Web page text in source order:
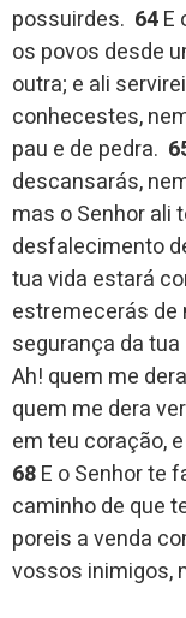
possuirdes. 64E
os povos desde
outra; e ali
conhecestes,
pau e de pedra.
descansarás,
mas o Senhor ali
desfalecimento
tua vida estará
estremecerás de
segurança da tua
Ah! quem me
quem me dera
em teu coração,
68E o Senhor te
caminho de que
poreis a venda
vossos inimigos,